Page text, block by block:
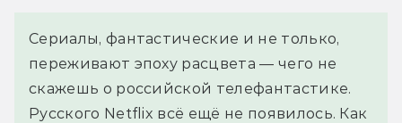
Сериалы, фантастические и не только,
переживают эпоху расцвета — чего не
скажешь о российской телефантастике.
Русского Netflix всё ещё не появилось. Как